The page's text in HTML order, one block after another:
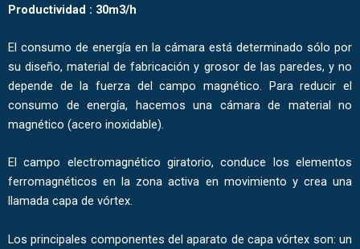
Productividad : 30m3/h
El consumo de energía en la cámara está determinado sólo por
su diseño, material de fabricación y grosor de las paredes, y no
depende de la fuerza del campo magnético. Para reducir el
consumo de energía, hacemos una cámara de material no
magnético (acero inoxidable).
El campo electromagnético giratorio, conduce los elementos
ferromagnéticos en la zona activa en movimiento y crea una
llamada capa de vórtex.
Los principales componentes del aparato de capa vórtex son: un